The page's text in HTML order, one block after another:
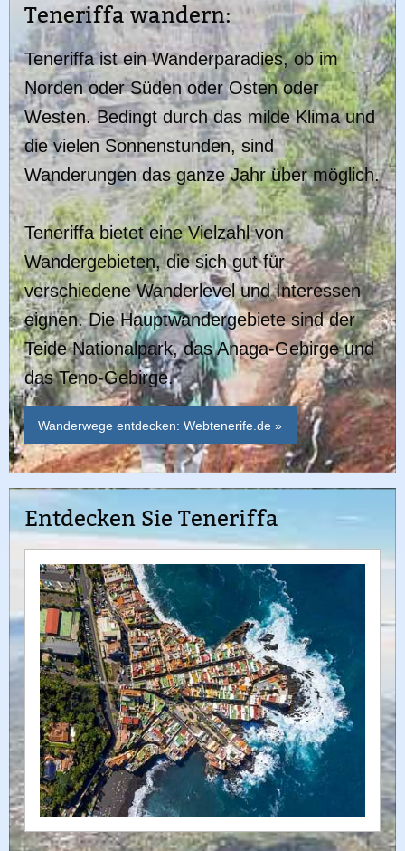
Teneriffa wandern:
Teneriffa ist ein Wanderparadies, ob im
Norden oder Süden oder Osten oder
Westen. Bedingt durch das milde Klima und
die vielen Sonnenstunden, sind
Wanderungen das ganze Jahr über möglich.
Teneriffa bietet eine Vielzahl von
Wandergebieten, die sich gut für
verschiedene Wanderlevel und Interessen
eignen. Die Hauptwandergebiete sind der
Teide Nationalpark, das Anaga-Gebirge und
das Teno-Gebirge.
Wanderwege entdecken: Webtenerife.de »
Entdecken Sie Teneriffa